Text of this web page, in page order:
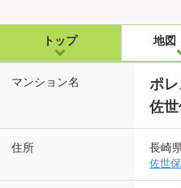
トップ 地図
マンション名
ポ
佐
住所 長崎
佐世